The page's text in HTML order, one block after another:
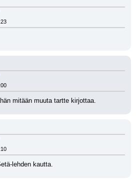
mitään muuta tartte kirjottaa.
lehden kautta.